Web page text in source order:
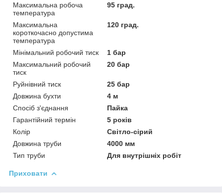
Максимальна робоча
температура
95 град.
Максимальна
короткочасно допустима
температура
120 град.
Мінімальний робочий тиск
1 бар
Максимальний робочий
тиск
20 бар
Руйнівний тиск
25 бар
Довжина бухти
4 м
Спосіб з'єднання
Пайка
Гарантійний термін
5 років
Колір
Світло-сірий
Довжина труби
4000 мм
Тип труби
Для внутрішніх робіт
Приховати